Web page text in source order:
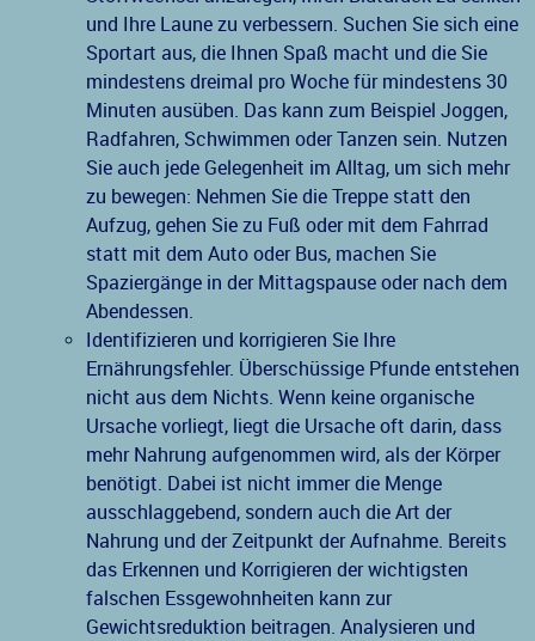
und Ihre Laune zu verbessern. Suchen Sie sich eine
Sportart aus, die Ihnen Spaß macht und die Sie
mindestens dreimal pro Woche für mindestens 30
Minuten ausüben. Das kann zum Beispiel Joggen,
Radfahren, Schwimmen oder Tanzen sein. Nutzen
Sie auch jede Gelegenheit im Alltag, um sich mehr
zu bewegen: Nehmen Sie die Treppe statt den
Aufzug, gehen Sie zu Fuß oder mit dem Fahrrad
statt mit dem Auto oder Bus, machen Sie
Spaziergänge in der Mittagspause oder nach dem
Abendessen.
Identifizieren und korrigieren Sie Ihre
Ernährungsfehler. Überschüssige Pfunde entstehen
nicht aus dem Nichts. Wenn keine organische
Ursache vorliegt, liegt die Ursache oft darin, dass
mehr Nahrung aufgenommen wird, als der Körper
benötigt. Dabei ist nicht immer die Menge
ausschlaggebend, sondern auch die Art der
Nahrung und der Zeitpunkt der Aufnahme. Bereits
das Erkennen und Korrigieren der wichtigsten
falschen Essgewohnheiten kann zur
Gewichtsreduktion beitragen. Analysieren und